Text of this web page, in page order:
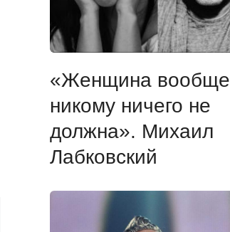
«Женщина вообще
никому ничего не
должна». Михаил
Лабковский